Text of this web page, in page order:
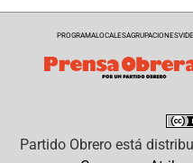
PROGRAMALOCALESAGRUPACIONES
Partido Obreroestá